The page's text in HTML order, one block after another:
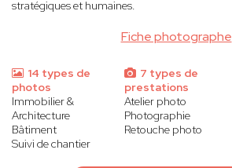
Fiche photographe
stratégiques et humaines.
14 types de
photos
Immobilier &
Architecture
Bâtiment
Suivi de chantier
7 types de
prestations
Atelier photo
Photographie
Retouche photo